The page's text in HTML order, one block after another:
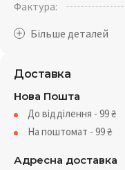
Фактура:
Доставка
Нова Пошта
До відділення - 99₴
На поштомат - 99₴
Адресна доставка